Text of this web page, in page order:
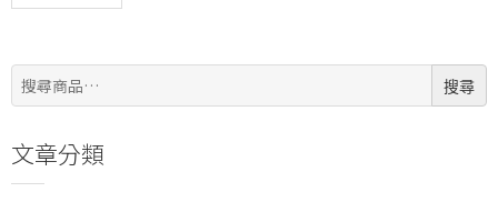
搜
尋:
搜尋
文章分類